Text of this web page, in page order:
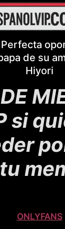
de su
Hiyori
si
ONLYFANS